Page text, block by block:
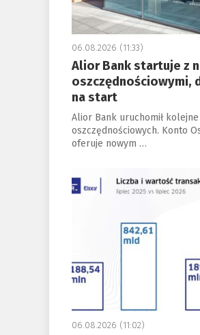
06.08.2026 (11:33)
Alior Bank startuje z
oszczędnościowymi,
na start
Alior Bank uruchomił
oszczędnościowych. Konto
oferuje nowym …
06.08.2026 (11:02)